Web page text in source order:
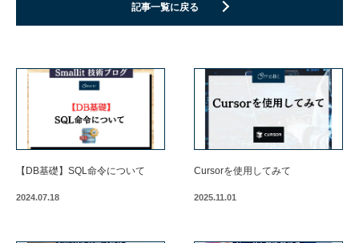
記事一覧に戻る
【DB基礎】SQL命令について
2024.07.18
Cursorを使用してみて
2025.11.01